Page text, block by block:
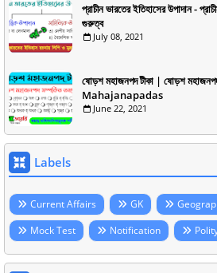
প্রাচীন ভারতের ইতিহাসের উপাদান -
গুরুত্ব
July 08, 2021
ষোড়শ মহাজনপদ টীকা | ষোড়শ
Mahajanapadas
June 22, 2021
Labels
Current Affairs GK
Mock Test
Notification